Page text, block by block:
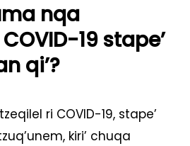
nqa
19 stape’
qi’?
ri COVID-19, stape’
kiri’ chuqa